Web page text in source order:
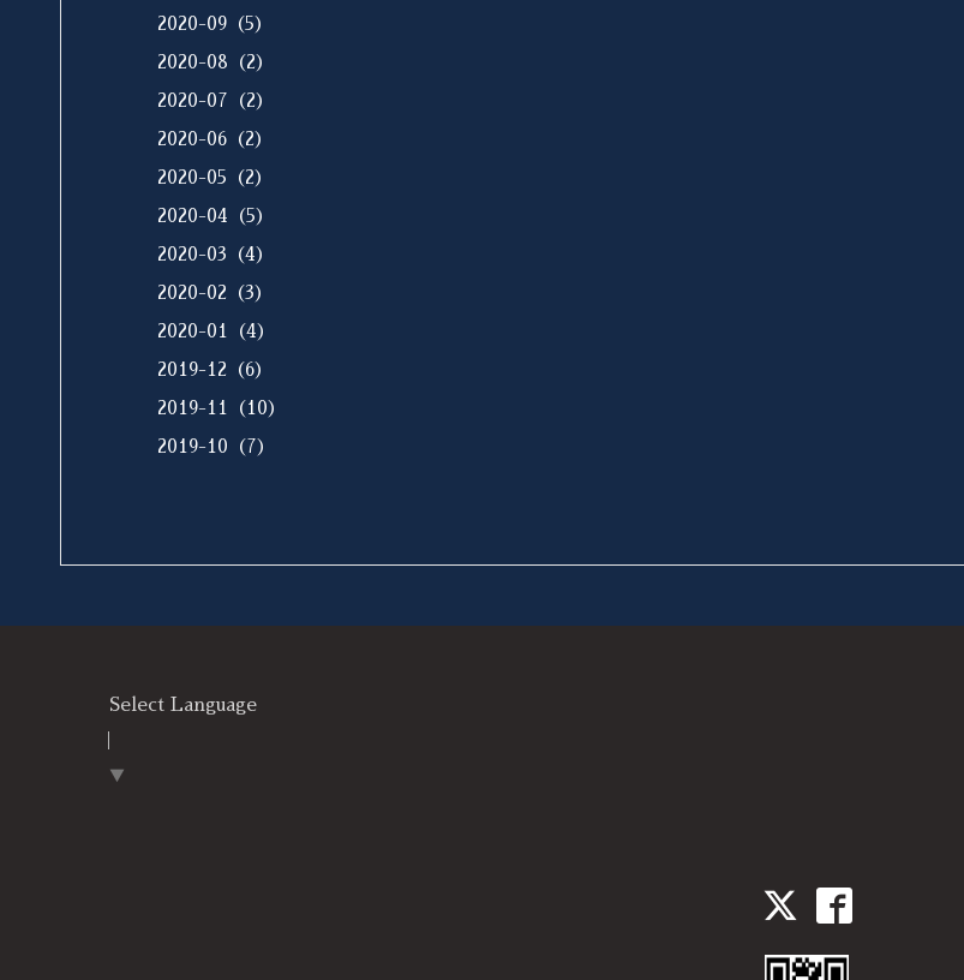
2020-09（5）
2020-08（2）
2020-07（2）
2020-06（2）
2020-05（2）
2020-04（5）
2020-03（4）
2020-02（3）
2020-01（4）
2019-12（6）
2019-11（10）
2019-10（7）
Select Language
▼